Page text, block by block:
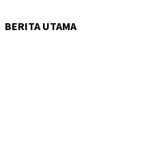
BERITA UTAMA